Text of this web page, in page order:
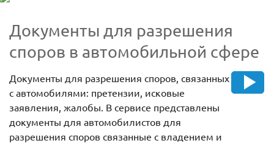
Документы для разрешения
споров в автомобильной сфере
Документы для разрешения споров, связанных
с автомобилями: претензии, исковые
заявления, жалобы. В сервисе представлены
документы для автомобилистов для
разрешения споров связанные с владением и